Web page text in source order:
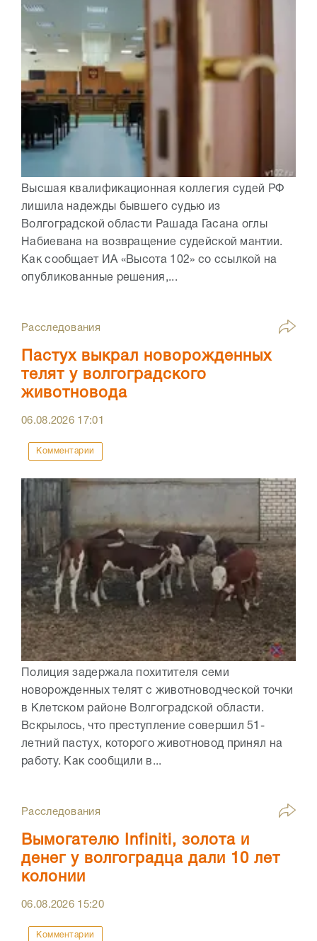
Высшая квалификационная коллегия судей РФ
лишила надежды бывшего судью из
Волгоградской области Рашада Гасана оглы
Набиевана на возвращение судейской мантии.
Как сообщает ИА «Высота 102» со ссылкой на
опубликованные решения,...
Расследования
Пастух выкрал новорожденных
телят у волгоградского
животновода
06.08.2026 17:01
Комментарии
Полиция задержала похитителя семи
новорожденных телят с животноводческой точки
в Клетском районе Волгоградской области.
Вскрылось, что преступление совершил 51-
летний пастух, которого животновод принял на
работу. Как сообщили в...
Расследования
Вымогателю Infiniti, золота и
денег у волгоградца дали 10 лет
колонии
06.08.2026 15:20
Комментарии